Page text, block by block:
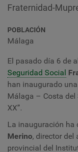
Fraternidad-
POBLACIÓN
Málaga
El pasado día 6 de
Seguridad Social
han inaugurado
Málaga – Costa del
XX”.
La inauguración ha
Merino, director del
provincial del